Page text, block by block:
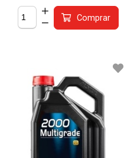
Comprar